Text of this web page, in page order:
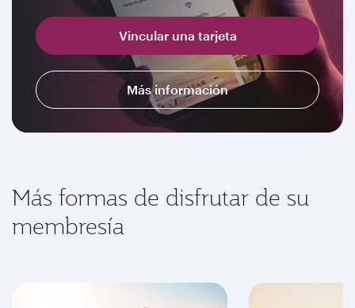
Vincular una tarjeta
Más información
Más formas de disfrutar de su
membresía